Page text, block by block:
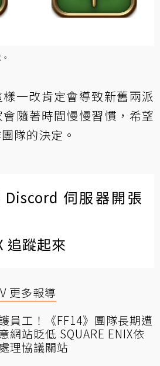
一改肯定會導致新舊兩派
隨著時間慢慢習慣，希望
隊的決定。
伺服器開張
追蹤起來
更多報導
員工！《FF14》團隊長期遭
網站貶低 SQUARE ENIX依
理協議關站